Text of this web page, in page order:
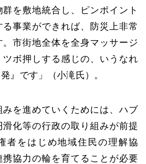
群を敷地統合し、ピンポイント
事業ができれば、防災上非常
市街地全体を全身マッサージ
ボ押しする感じの、いうなれ
』です」（小滝氏）。
を進めていくためには、ハブ
化等の行政の取り組みが前提
者をはじめ地域住民の理解協
携協力の輪を育てることが必要